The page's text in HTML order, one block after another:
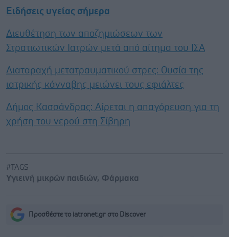
Ειδήσεις υγείας σήμερα
Διευθέτηση των αποζημιώσεων των
Στρατιωτικών Ιατρών μετά από αίτημα του ΙΣΑ
Διαταραχή μετατραυματικού στρες: Ουσία της
ιατρικής κάνναβης μειώνει τους εφιάλτες
Δήμος Κασσάνδρας: Αίρεται η απαγόρευση για τη
χρήση του νερού στη Σίβηρη
#TAGS
Υγιεινή μικρών παιδιών, Φάρμακα
Προσθέστε το iatronet.gr στο Discover